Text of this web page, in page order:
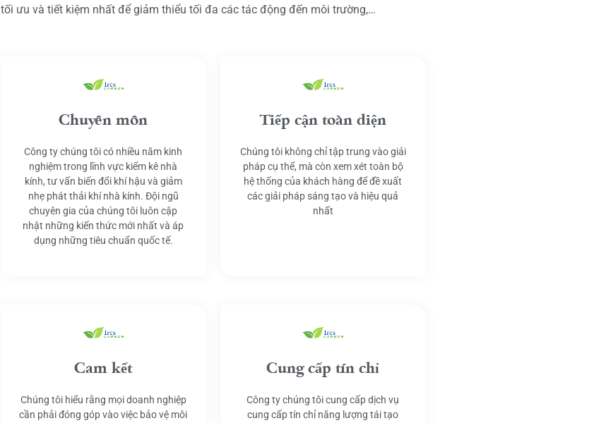
tối ưu và tiết kiệm nhất để giảm thiểu tối đa các tác động đến môi trường,…
Chuyên môn
Công ty chúng tôi có nhiều năm kinh
nghiệm trong lĩnh vực kiểm kê nhà
kính, tư vấn biến đổi khí hậu và giảm
nhẹ phát thải khí nhà kính. Đội ngũ
chuyên gia của chúng tôi luôn cập
nhật những kiến thức mới nhất và áp
dụng những tiêu chuẩn quốc tế.
Tiếp cận toàn diện
Chúng tôi không chỉ tập trung vào giải
pháp cụ thể, mà còn xem xét toàn bộ
hệ thống của khách hàng để đề xuất
các giải pháp sáng tạo và hiệu quả
nhất
Cam kết
Chúng tôi hiểu rằng mọi doanh nghiệp
cần phải đóng góp vào việc bảo vệ môi
Cung cấp tín chỉ
Công ty chúng tôi cung cấp dịch vụ
cung cấp tín chỉ năng lượng tái tạo